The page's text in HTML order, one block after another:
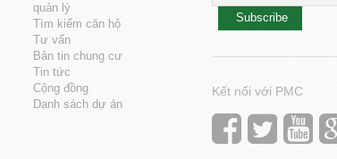
quản lý
Tìm kiếm căn hộ
Tư vấn
Bản tin chung cư
Tin tức
Cộng đồng
Danh sách dự án
Subscribe
Kết nối với PMC